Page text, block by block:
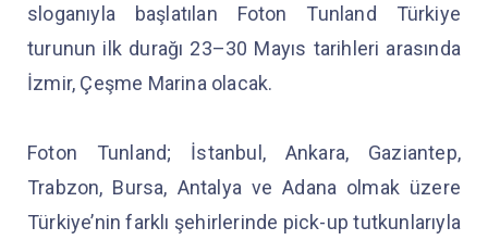
sloganıyla başlatılan Foton Tunland Türkiye
turunun ilk durağı 23–30 Mayıs tarihleri arasında
İzmir, Çeşme Marina olacak.
Foton Tunland; İstanbul, Ankara, Gaziantep,
Trabzon, Bursa, Antalya ve Adana olmak üzere
Türkiye’nin farklı şehirlerinde pick-up tutkunlarıyla